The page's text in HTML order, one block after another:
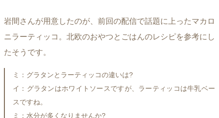
岩間さんが用意したのが、前回の配信で話題に上ったマカロ
ニラーティッコ。北欧のおやつとごはんのレシピを参考にし
たそうです。
ミ：グラタンとラーティッコの違いは?
イ：グラタンはホワイトソースですが、ラーティッコは牛乳ベー
スですね。
ミ：水分が多くなりませんか?